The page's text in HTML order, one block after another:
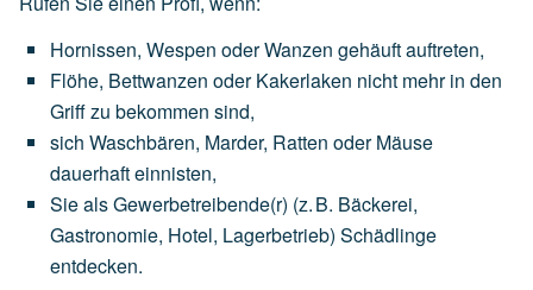
Hornissen, Wespen oderWanzen gehäuftauftreten,
Flöhe, Bettwanzen oder Kakerlaken nicht mehr in den
Griffzu bekommen sind,
sich Waschbären, Marder, Ratten oder Mäuse
dauerhafteinnisten,
SiealsGewerbetreibende(r) (z.B. Bäckerei,
Gastronomie, Hotel, Lagerbetrieb) Schädlinge
entdecken.